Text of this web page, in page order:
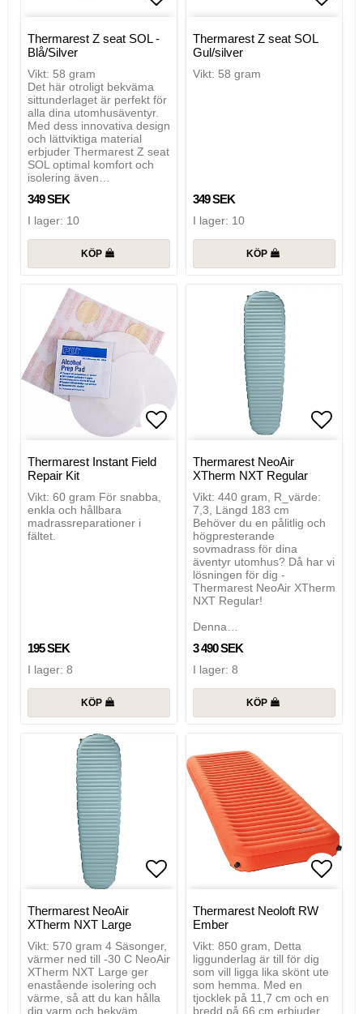
Thermarest Z seat SOL -
Blå/Silver
Vikt: 58 gram
Det här otroligt bekväma
sittunderlaget är perfekt för
alla dina utomhusäventyr.
Med dess innovativa design
och lättviktiga material
erbjuder Thermarest Z seat
SOL optimal komfort och
isolering även…
349 SEK
I lager: 10
KÖP
Thermarest Z seat SOL
Gul/silver
Vikt: 58 gram
349 SEK
I lager: 10
KÖP
Lägg till i favoritlistan
Thermarest Instant Field
Repair Kit
Vikt: 60 gram För snabba,
enkla och hållbara
madrassreparationer i
fältet.
195 SEK
I lager: 8
KÖP
Thermarest NeoAir
XTherm NXT Regular
Vikt: 440 gram, R_värde:
7,3, Längd 183 cm
Behöver du en pålitlig och
högpresterande
sovmadrass för dina
äventyr utomhus? Då har vi
lösningen för dig -
Thermarest NeoAir XTherm
NXT Regular!
Denna…
3 490 SEK
I lager: 8
KÖP
Thermarest NeoAir
XTherm NXT Large
Vikt: 570 gram 4 Säsonger,
värmer ned till -30 C NeoAir
XTherm NXT Large ger
enastående isolering och
värme, så att du kan hålla
dig varm och bekväm
Thermarest Neoloft RW
Ember
Vikt: 850 gram, Detta
liggunderlag är till för dig
som vill ligga lika skönt ute
som hemma. Med en
tjocklek på 11,7 cm och en
bredd på 66 cm erbjuder…